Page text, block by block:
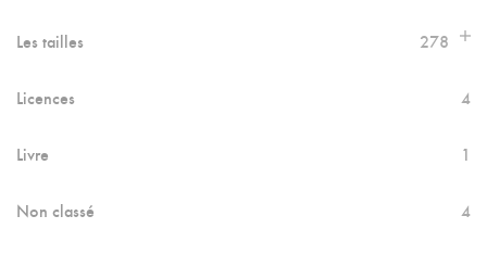
Les tailles 278
Licences 4
Livre 1
Non classé 4